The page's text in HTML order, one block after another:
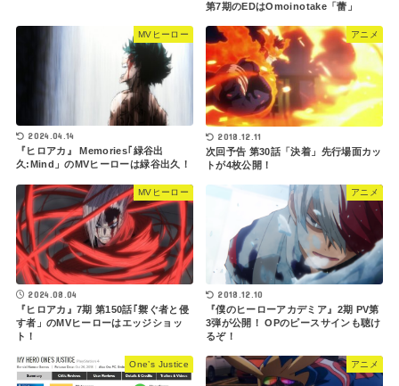
第7期のEDはOmoinotake「蕾」
MVヒーロー
2024.04.14
『ヒロアカ』 Memories｢緑谷出
久:Mind」のMVヒーローは緑谷出久！
アニメ
2018.12.11
次回予告 第30話「決着」先行場面カッ
トが4枚公開！
MVヒーロー
2024.08.04
『ヒロアカ』7期 第150話｢禦ぐ者と侵
す者」のMVヒーローはエッジショッ
ト！
アニメ
2018.12.10
『僕のヒーローアカデミア』2期 PV第
3弾が公開！ OPのピースサインも聴け
るぞ！
One’s Justice アニメ